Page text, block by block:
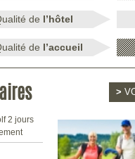
de l’hôtel
de l’accueil
>
2 jours